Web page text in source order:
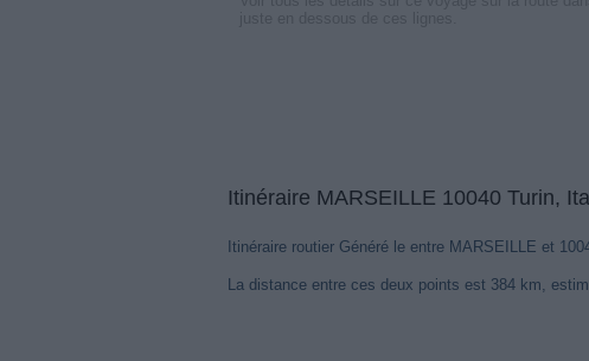
Itinéraire MARSEILLE 10040 Turin,
Itinéraire routier Généré le entre MARSEILLE et
La distance entre ces deux points est 384 km,